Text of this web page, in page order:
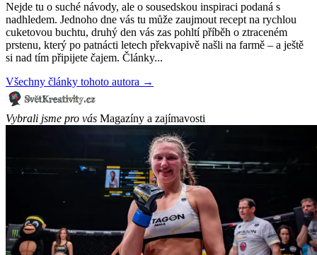
Nejde tu o suché návody, ale o sousedskou inspiraci podaná s
nadhledem. Jednoho dne vás tu může zaujmout recept na rychlou
cuketovou buchtu, druhý den vás zas pohltí příběh o ztraceném
prstenu, který po patnácti letech překvapivě našli na farmě – a ještě
si nad tím připijete čajem. Články...
Všechny články tohoto autora →
Vybrali jsme pro vás Magazíny a zajímavosti